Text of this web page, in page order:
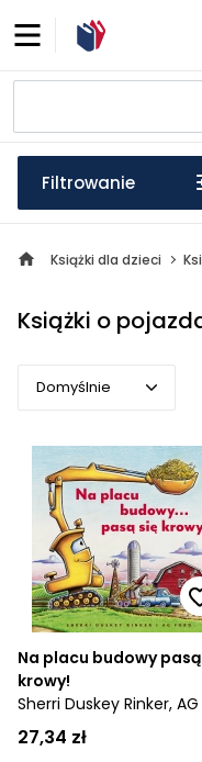
Filtrowanie
Książki dla dzieci
Książki o
Domyślnie
Domyślnie
Popularne
Cena rosnąco
Cena malejąco
Od najnowszych
Od najstarszych
Na placu budowy
krowy!
Sherri Duskey Rinker,
27,34 zł